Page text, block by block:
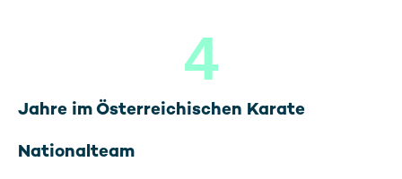
Jahre im Österreichischen Karate
Nationalteam
4